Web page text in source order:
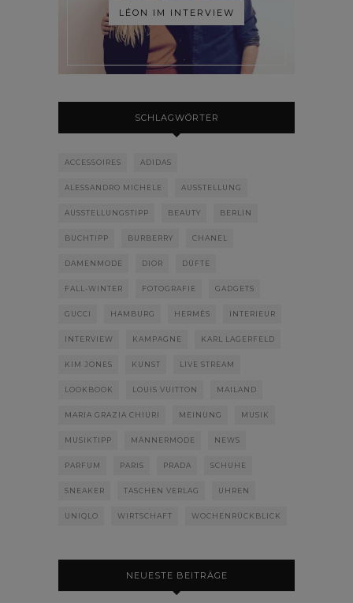
LÉON IM INTERVIEW
SCHLAGWÖRTER
ACCESSOIRES ADIDAS
ALESSANDRO MICHELE AUSSTELLUNG
AUSSTELLUNGSTIPP BEAUTY BERLIN
BUCHTIPP BURBERRY CHANEL
DAMENMODE DIOR DÜFTE
FALL-WINTER FOTOGRAFIE GADGETS
GUCCI HAMBURG HERMÈS INTERIEUR
INTERVIEW KAMPAGNE KARL LAGERFELD
KIM JONES KUNST LIVE STREAM
LOOKBOOK LOUIS VUITTON MAILAND
MARIA GRAZIA CHIURI MEINUNG MUSIK
MUSIKTIPP MÄNNERMODE NEWS
PARFUM PARIS PRADA SCHUHE
SNEAKER TASCHEN VERLAG UHREN
UNIQLO WIRTSCHAFT WOCHENRÜCKBLICK
NEUESTE BEITRÄGE